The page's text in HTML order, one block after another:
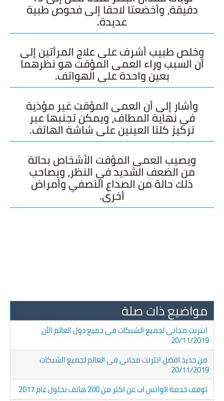
دقيقة، وأخضعتا لاحقا إلى فحوص طبية
عديدة.
وخلص طبيب أشرف على علاج المرأتين إلى
أن السبب وراء العمى المؤقت هو نظرهما
بعين واحدة على الهواتف.
وأشار إلى أن العمى المؤقت غير مؤذية
في نهاية المطاف، ويمكن تجنبها عبر
تركيز كلتا العينين على شاشة الهاتف.
ويصيب العمى المؤقت الأشخاص بحالة
من الضعف الشديد في النظر، ويصاحب
ذلك حالة من الصداع النصفي وأمراض
أخرى.
مواضيع ذات صلة
انترنت مجانى لجميع الشبكات فى جميع دول العالم الأن
20/11/2019
من جديد افضل انترنت مجانى فى العالم لجميع الشبكات
20/11/2019
توقف خدمة الواتس اب عن اكثر من 200 هاتف بحلول عام 2017